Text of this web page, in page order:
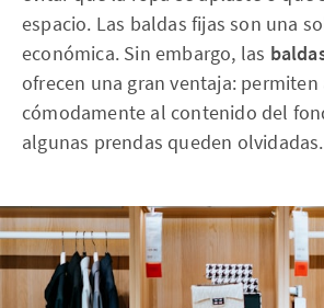
espacio. Las baldas fijas son una
económica. Sin embargo, las
ofrecen una gran ventaja: permiten
cómodamente al contenido del
algunas prendas queden olvidadas.